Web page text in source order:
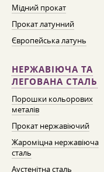
Мідний прокат
Прокат латунний
Європейська латунь
НЕРЖАВІЮЧА ТА
ЛЕГОВАНА СТАЛЬ
Порошки кольорових
металів
Прокат нержавіючий
Жароміцна нержавіюча
сталь
Аустенітна сталь